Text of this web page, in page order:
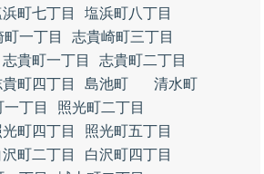
町七丁目
塩浜町八丁目
一丁目
志貴崎町三丁目
志貴町一丁目
志貴町二丁目
町四丁目 島池町
清水町
丁目
照光町二丁目
光町四丁目
照光町五丁目
沢町二丁目
白沢町四丁目